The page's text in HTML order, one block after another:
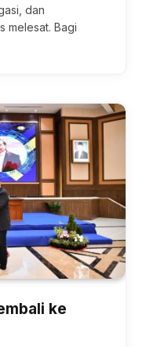
dan
melesat. Bagi
ke